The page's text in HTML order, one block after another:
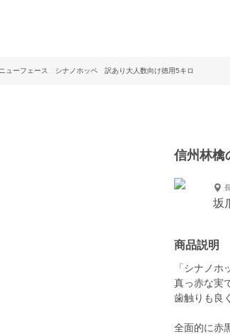
ューフェース シナノホッペ 訳あり大人数向け徳用5キロ
信州林
坂
商品説明
「シナノ
真っ赤な実
歯触りも良
全面的に赤